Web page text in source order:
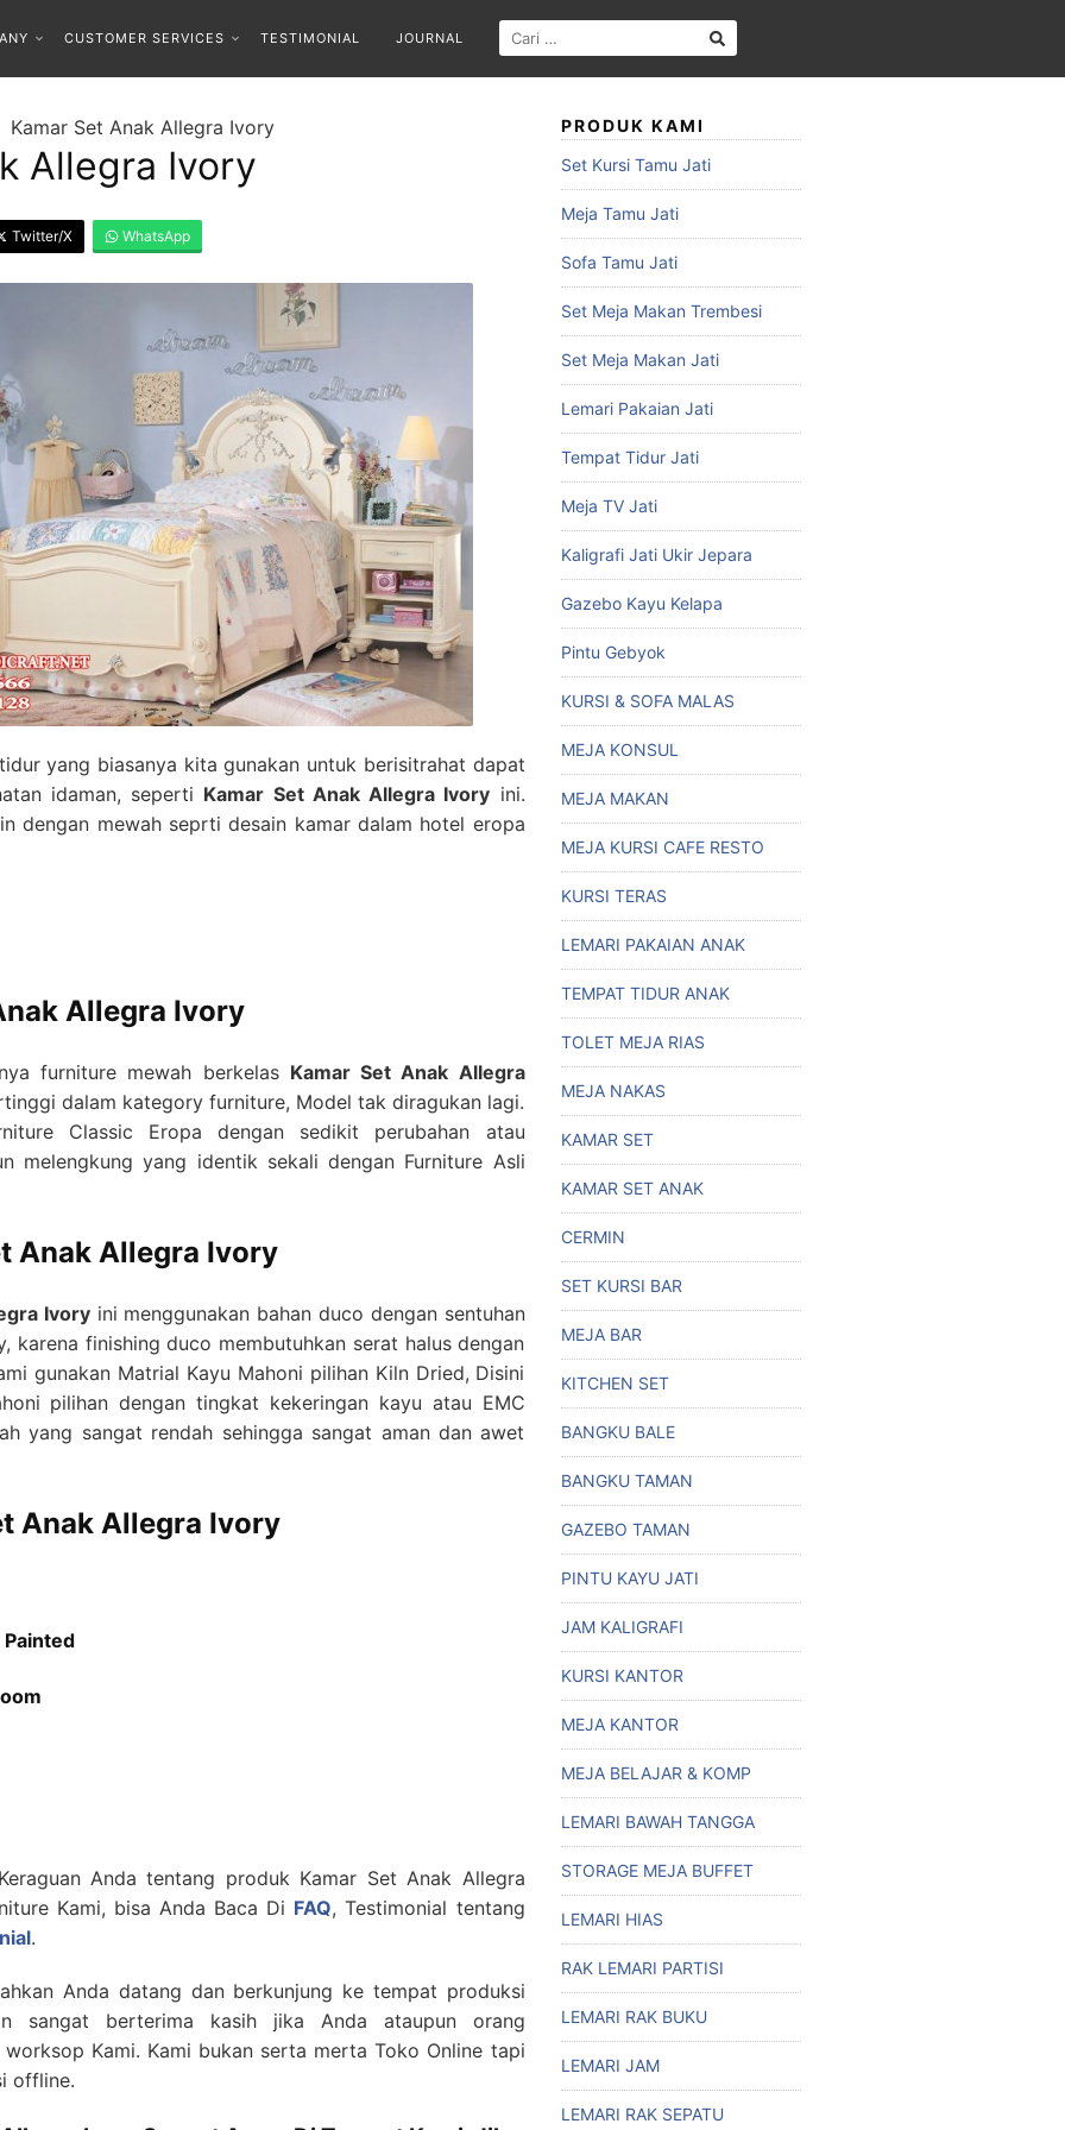
CUSTOMER SERVICES TESTIMONIAL JOURNAL
Kamar Set Anak Allegra Ivory
Allegra Ivory
Twitter/X WhatsApp
yang biasanya kita gunakan untuk berisitrahat dapat
idaman, seperti Kamar Set Anak Allegra Ivory ini.
dengan mewah seprti desain kamar dalam hotel eropa
Allegra Ivory
furniture mewah berkelas Kamar Set Anak Allegra
dalam kategory furniture, Model tak diragukan lagi.
Classic Eropa dengan sedikit perubahan atau
melengkung yang identik sekali dengan Furniture Asli
Anak Allegra Ivory
Ivoryini menggunakan bahan duco dengan sentuhan
karena finishing duco membutuhkan serat halus dengan
gunakan Matrial Kayu Mahoni pilihan Kiln Dried, Disini
pilihan dengan tingkat kekeringan kayu atau EMC
yang sangat rendah sehingga sangat aman dan awet
Anak Allegra Ivory
Anda tentang produk Kamar Set Anak Allegra
Kami, bisa Anda Baca Di FAQ, Testimonial tentang
.
Anda datang dan berkunjung ke tempat produksi
sangat berterima kasih jika Anda ataupun orang
Kami. Kami bukan serta merta Toko Online tapi
offline.
PRODUK KAMI
Set Kursi Tamu Jati
Meja Tamu Jati
Sofa Tamu Jati
Set Meja Makan Trembesi
Set Meja Makan Jati
Lemari Pakaian Jati
Tempat Tidur Jati
Meja TV Jati
Kaligrafi Jati Ukir Jepara
Gazebo Kayu Kelapa
Pintu Gebyok
KURSI & SOFA MALAS
MEJA KONSUL
MEJA MAKAN
MEJA KURSI CAFE RESTO
KURSI TERAS
LEMARI PAKAIAN ANAK
TEMPAT TIDUR ANAK
TOLET MEJA RIAS
MEJA NAKAS
KAMAR SET
KAMAR SET ANAK
CERMIN
SET KURSI BAR
MEJA BAR
KITCHEN SET
BANGKU BALE
BANGKU TAMAN
GAZEBO TAMAN
PINTU KAYU JATI
JAM KALIGRAFI
KURSI KANTOR
MEJA KANTOR
MEJA BELAJAR & KOMP
LEMARI BAWAH TANGGA
STORAGE MEJA BUFFET
LEMARI HIAS
RAK LEMARI PARTISI
LEMARI RAK BUKU
LEMARI JAM
LEMARI RAK SEPATU